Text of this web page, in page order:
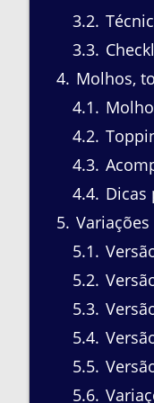
3.2
3.3
4 Molhos,
4.1
4.2
4.3
4.4 Dicas
5
5.1
5.2
5.3
5.4
5.5
5.6